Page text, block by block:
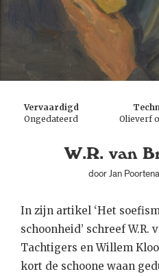
Vervaardigd
Ongedateerd
Olieverf
W.R. van
door Jan
In zijn artikel ‘Het
schoonheid’ schreef W.R.
Tachtigers en Willem
kort de schoone waan